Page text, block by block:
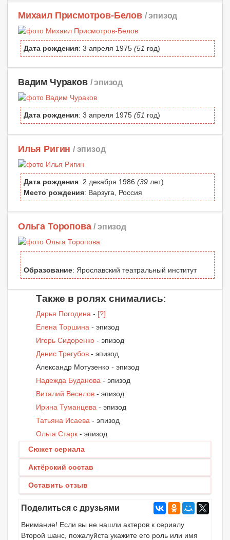
Михаил Присмотров-Белов / эпизод
Дата рождения: 3 апреля 1975 (51 год)
Вадим Чураков / эпизод
Дата рождения: 3 апреля 1975 (51 год)
Илья Ригин / эпизод
Дата рождения: 2 декабря 1986 (39 лет)
Место рождения: Варзуга, Россия
Ольга Торопова / эпизод
Образование: Ярославский театральный институт
Также в ролях снимались:
Дарья Погодина - [?]
Елена Торшина - эпизод
Игорь Сидоренко - эпизод
Денис Трегубов - эпизод
Александр Мотузенко - эпизод
Надежда Буданова - эпизод
Виталий Веселов - эпизод
Ирина Туманцева - эпизод
Татьяна Исаева - эпизод
Ольга Старк - эпизод
Сюжет сериала
Актёрский состав
Оставить отзыв
Поделиться с друзьями
Внимание! Если вы не нашли актеров к сериалу
Второй шанс, пожалуйста укажите его роль или имя